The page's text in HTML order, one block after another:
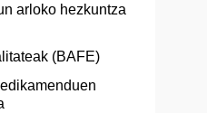
arloko hezkuntza
(BAFE)